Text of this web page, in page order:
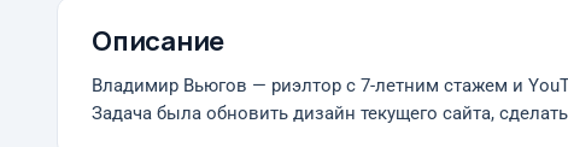
Описание
Владимир Вьюгов — риэлтор с 7-летним стажем и
Задача была обновить дизайн текущего сайта,